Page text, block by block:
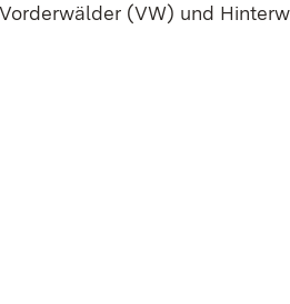
(VW) und
Fenster)
in neuem Fenster)
Fenster)
in neuem Fenster)